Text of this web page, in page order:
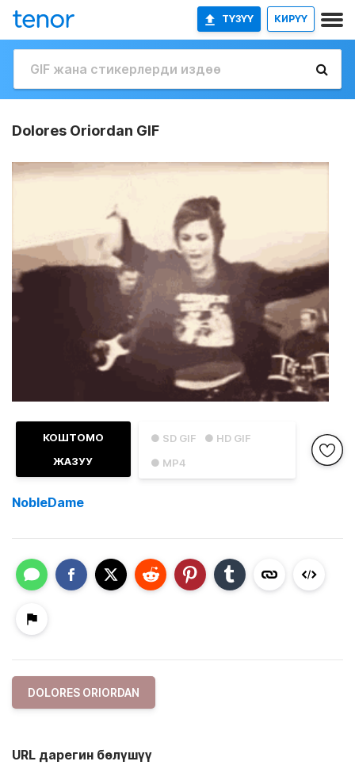
ТҮЗҮҮ КИРҮҮ
Dolores Oriordan GIF
● SD GIF
● HD GIF
● MP4
КОШТОМО
ЖАЗУУ
NobleDame
DOLORES ORIORDAN
URL дарегин бөлүшүү